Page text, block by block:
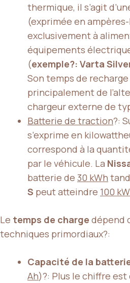
thermique, il s’agit
(exprimée en
exclusivement à
équipements
(exemple?: Varta
Son temps de
principalement de
chargeur externe de
Batterie de traction?:
s’exprime en
correspond à la
par le véhicule. La
batterie de 30 kWh
S peut atteindre 100
Le temps de charge dépend
techniques primordiaux?:
Capacité de la
Ah)?: Plus le chiffre